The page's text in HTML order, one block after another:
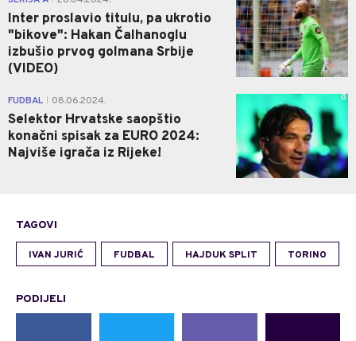
Inter proslavio titulu, pa ukrotio
"bikove": Hakan Čalhanoglu
izbušio prvog golmana Srbije
(VIDEO)
FUDBAL 08.06.2024.
Selektor Hrvatske saopštio
konačni spisak za EURO 2024:
Najviše igrača iz Rijeke!
0
TAGOVI
IVAN JURIĆ FUDBAL HAJDUK SPLIT TORINO
PODIJELI